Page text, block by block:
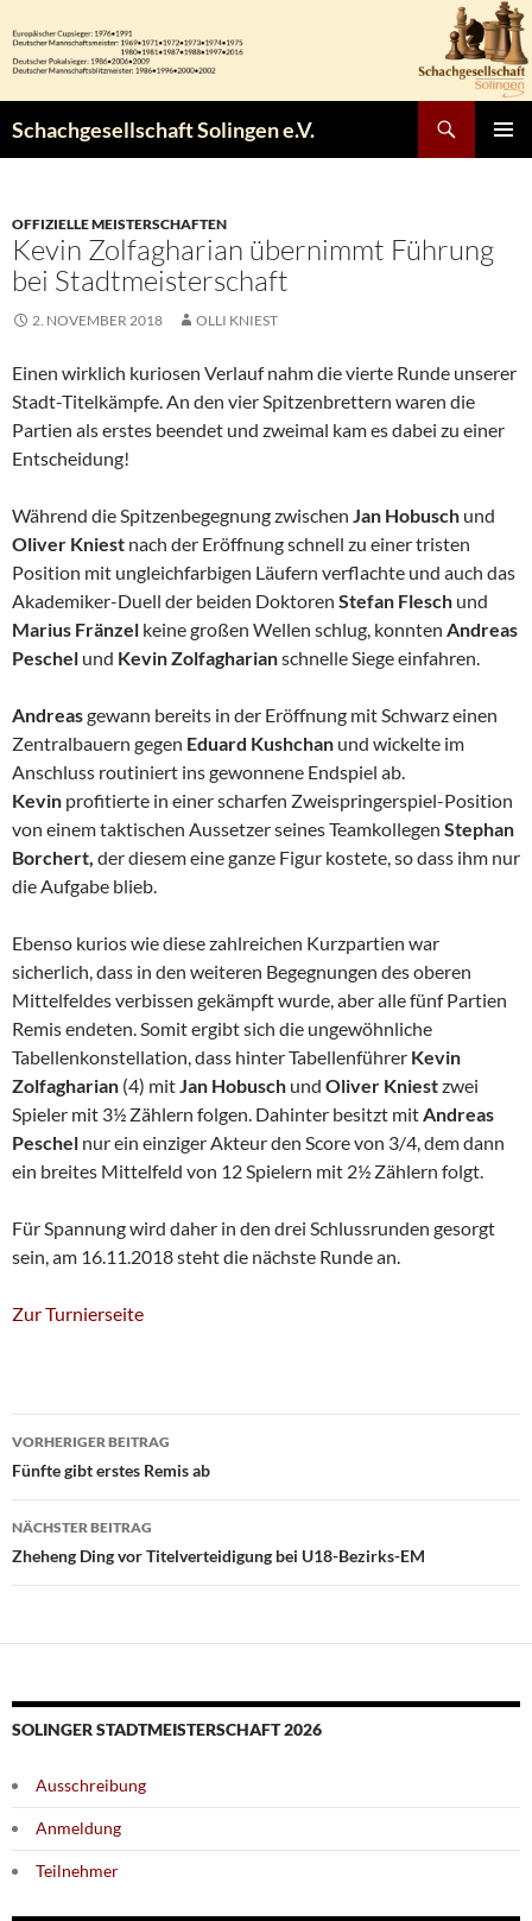
Inhalt
springen
Schachgesellschaft Solingen e.V.
OFFIZIELLE MEISTERSCHAFTEN
Kevin Zolfagharian übernimmt Führung
bei Stadtmeisterschaft
2. NOVEMBER 2018 OLLI KNIEST
Einen wirklich kuriosen Verlauf nahm die vierte Runde unserer
Stadt-Titelkämpfe. An den vier Spitzenbrettern waren die
Partien als erstes beendet und zweimal kam es dabei zu einer
Entscheidung!
Während die Spitzenbegegnung zwischen Jan Hobusch und
Oliver Kniest nach der Eröffnung schnell zu einer tristen
Position mit ungleichfarbigen Läufern verflachte und auch das
Akademiker-Duell der beiden Doktoren Stefan Flesch und
Marius Fränzel keine großen Wellen schlug, konnten Andreas
Peschel und Kevin Zolfagharianschnelle Siege einfahren.
Andreasgewann bereits in der Eröffnung mit Schwarz einen
Zentralbauern gegen Eduard Kushchan und wickelte im
Anschluss routiniert ins gewonnene Endspiel ab.
Kevin profitierte in einer scharfen Zweispringerspiel-Position
von einem taktischen Aussetzer seines Teamkollegen Stephan
Borchert, der diesem eine ganze Figur kostete, so dass ihm nur
die Aufgabe blieb.
Ebenso kurios wie diese zahlreichen Kurzpartien war
sicherlich, dass in den weiteren Begegnungen des oberen
Mittelfeldes verbissen gekämpft wurde, aber alle fünf Partien
Remis endeten. Somit ergibt sich die ungewöhnliche
Tabellenkonstellation, dass hinter Tabellenführer Kevin
Zolfagharian (4) mitJan Hobusch und Oliver Kniestzwei
Spieler mit 3½ Zählern folgen. Dahinter besitzt mitAndreas
Peschel nur ein einziger Akteur den Score von 3/4, dem dann
ein breites Mittelfeld von 12 Spielern mit 2½ Zählern folgt.
Für Spannung wird daher in den drei Schlussrunden gesorgt
sein, am 16.11.2018 steht die nächste Runde an.
Zur Turnierseite
Beitragsnavigation
VORHERIGER BEITRAG
Fünfte gibt erstes Remis ab
NÄCHSTER BEITRAG
Zheheng Ding vor Titelverteidigung bei U18-Bezirks-EM
SOLINGER STADTMEISTERSCHAFT 2026
Ausschreibung
Anmeldung
Teilnehmer